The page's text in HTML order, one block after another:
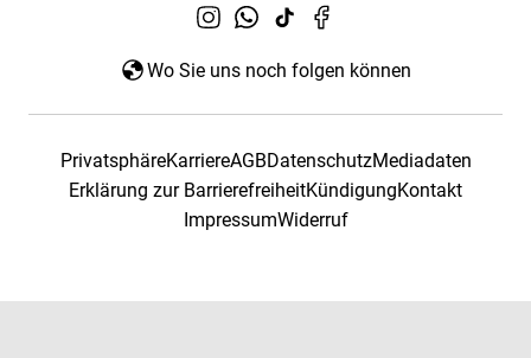
Wo Sie uns noch folgen können
PrivatsphäreKarriereAGBDatenschutzMediadaten
Erklärung zur BarrierefreiheitKündigungKontakt
ImpressumWiderruf